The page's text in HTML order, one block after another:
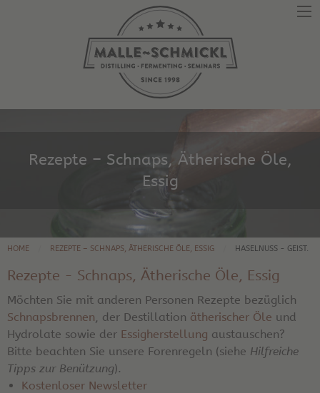
Rezepte – Schnaps, Ätherische Öle,
Essig
HOME REZEPTE – SCHNAPS, ÄTHERISCHE ÖLE, ESSIG HASELNUSS - GEIST.
Rezepte - Schnaps, Ätherische Öle, Essig
Möchten Sie mit anderen Personen Rezepte bezüglich
Schnapsbrennen, der Destillation ätherischer Öle und
Hydrolate sowie der Essigherstellung austauschen?
Bitte beachten Sie unsere Forenregeln (siehe Hilfreiche
Tipps zur Benützung).
Kostenloser Newsletter